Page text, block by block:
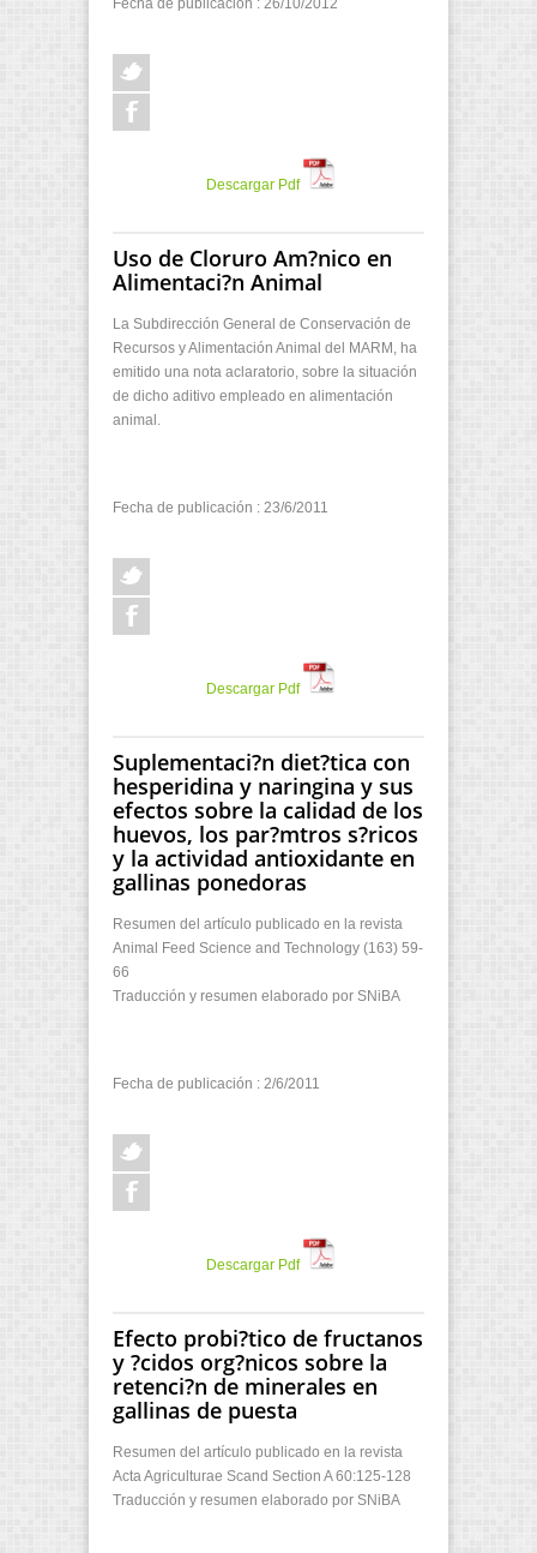
Descargar Pdf
Uso de Cloruro Am?nico en
Alimentaci?n Animal
La Subdirección General de Conservación de
Recursos y Alimentación Animal del MARM, ha
emitido una nota aclaratorio, sobre la situación
de dicho aditivo empleado en alimentación
animal.
Fecha de publicación : 23/6/2011
Descargar Pdf
Suplementaci?n diet?tica con
hesperidina y naringina y sus
efectos sobre la calidad de los
huevos, los par?mtros s?ricos
y la actividad antioxidante en
gallinas ponedoras
Resumen del artículo publicado en la revista
Animal Feed Science and Technology (163) 59-
66
Traducción y resumen elaborado por SNiBA
Fecha de publicación : 2/6/2011
Descargar Pdf
Efecto probi?tico de fructanos
y ?cidos org?nicos sobre la
retenci?n de minerales en
gallinas de puesta
Resumen del artículo publicado en la revista
Acta Agriculturae Scand Section A 60:125-128
Traducción y resumen elaborado por SNiBA